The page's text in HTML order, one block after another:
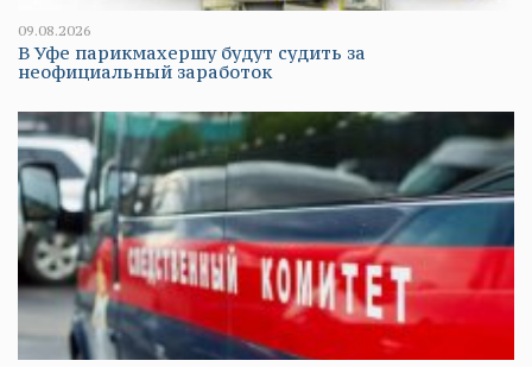
09.08.2026
В Уфе парикмахершу будут судить за
неофициальный заработок